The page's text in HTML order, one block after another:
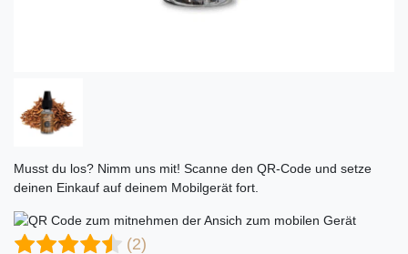
Musst du los? Nimm uns mit! Scanne den QR-Code und setze
deinen Einkauf auf deinem Mobilgerät fort.
(2)